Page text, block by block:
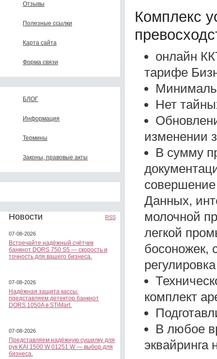
Отзывы
Полезные ссылки
Карта сайта
Форма связи
БЛОГ
Информация
Термины
Законы, правовые акты
Новости RSS
07-08-2026
Встречайте надёжный счётчик
банкнот DORS 750 S5 — скорость и
точность для вашего бизнеса.
07-08-2026
Надёжная защита кассы:
представляем детектор банкнот
DORS 1050A в STiMart.
07-08-2026
Представляем надёжную сушилку для
рук KAI 1500 W 01251.W — выбор для
бизнеса.
Комплекс
онлайн
тарифе
Нет
изменении
В сумму
Данных,
молочной
легкой
босоножек,
комплект
В любое
эквайринга